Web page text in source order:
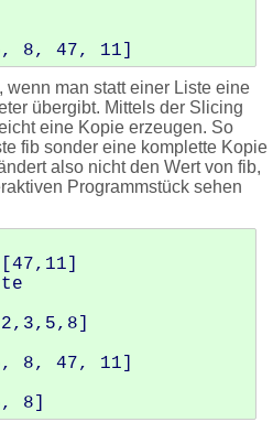
wenn man statt einer Liste eine
übergibt. Mittels der Slicing
eine Kopie erzeugen. So
fib sonder eine komplette Kopie
also nicht den Wert von fib,
Programmstück sehen
8, 47, 11]